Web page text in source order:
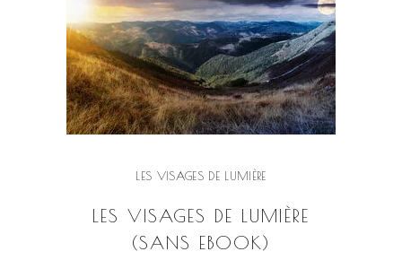
LES VISAGES DE LUMIÈRE
LES VISAGES DE LUMIÈRE
(SANS EBOOK)